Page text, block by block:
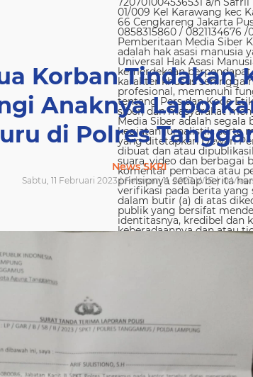
Korban Tindakan
Anaknya
di Polres
News SKRI
Sabtu, 11 Februari 2023 | Februari 11, 2023 WIB | 0